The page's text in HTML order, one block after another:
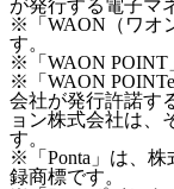
が発行する電子マ
※「WAON（ワオ
す。
※「WAON POINT
※「WAON
会社が発行許諾す
ョン株式会社は、
す。
※「Ponta」は、株
録商標です。